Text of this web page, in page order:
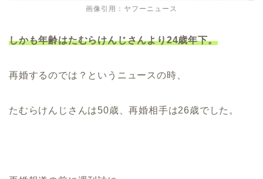
画像引用：ヤフーニュース
しかも年齢はたむらけんじさんより24歳年下。
再婚するのでは？というニュースの時、
たむらけんじさんは50歳、再婚相手は26歳でした。